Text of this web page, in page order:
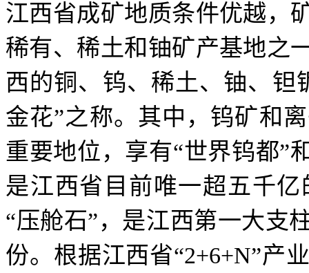
江西省成矿地质条件优越，
稀有、稀土和铀矿产基地之
西的铜、钨、稀土、铀、钽
金花”之称。其中，钨矿和
重要地位，享有“世界钨都”
是江西省目前唯一超五千
“压舱石”，是江西第一大支
份。根据江西省“2+6+N”产